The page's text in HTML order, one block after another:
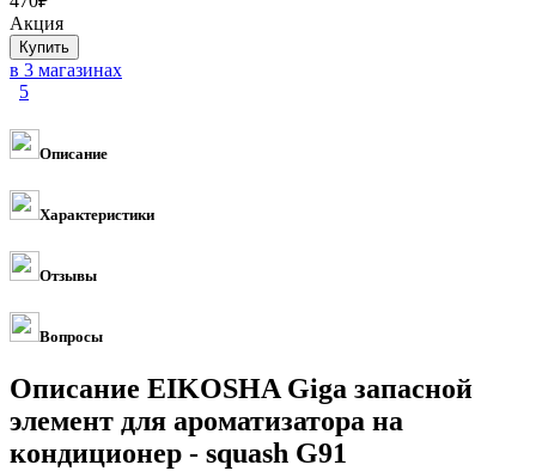
Акция
в 3 магазинах
5
Описание
Характеристики
Отзывы
Вопросы
Описание EIKOSHA Giga запасной
элемент для ароматизатора на
кондиционер - squash G91